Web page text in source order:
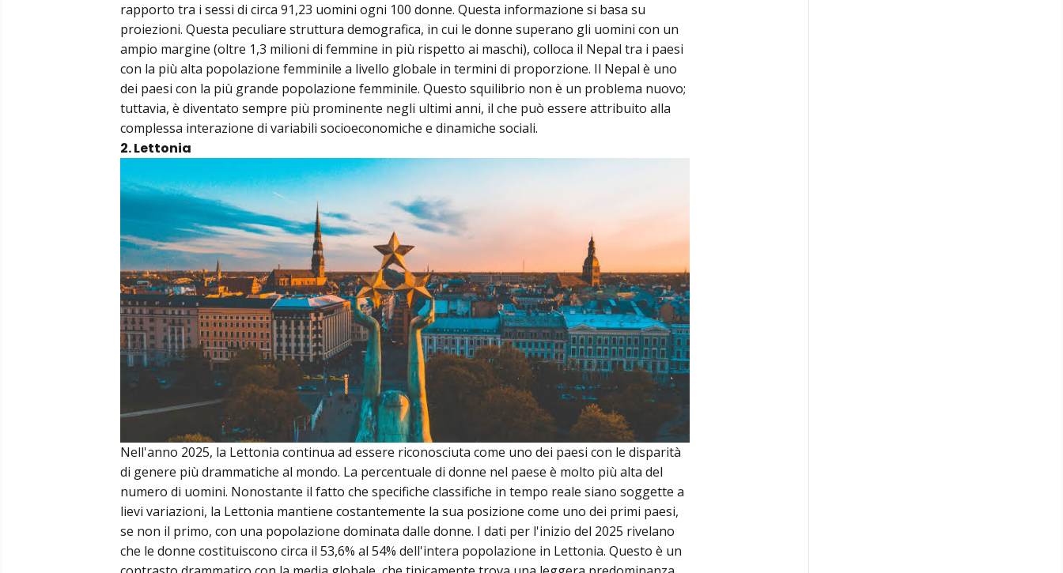
rapporto tra i sessi di circa 91,23 uomini ogni 100 donne. Questa informazione si basa su
proiezioni. Questa peculiare struttura demografica, in cui le donne superano gli uomini con un
ampio margine (oltre 1,3 milioni di femmine in più rispetto ai maschi), colloca il Nepal tra i paesi
con la più alta popolazione femminile a livello globale in termini di proporzione. Il Nepal è uno
dei paesi con la più grande popolazione femminile. Questo squilibrio non è un problema nuovo;
tuttavia, è diventato sempre più prominente negli ultimi anni, il che può essere attribuito alla
complessa interazione di variabili socioeconomiche e dinamiche sociali.
2. Lettonia
Nell'anno 2025, la Lettonia continua ad essere riconosciuta come uno dei paesi con le disparità
di genere più drammatiche al mondo. La percentuale di donne nel paese è molto più alta del
numero di uomini. Nonostante il fatto che specifiche classifiche in tempo reale siano soggette a
lievi variazioni, la Lettonia mantiene costantemente la sua posizione come uno dei primi paesi,
se non il primo, con una popolazione dominata dalle donne. I dati per l'inizio del 2025 rivelano
che le donne costituiscono circa il 53,6% al 54% dell'intera popolazione in Lettonia. Questo è un